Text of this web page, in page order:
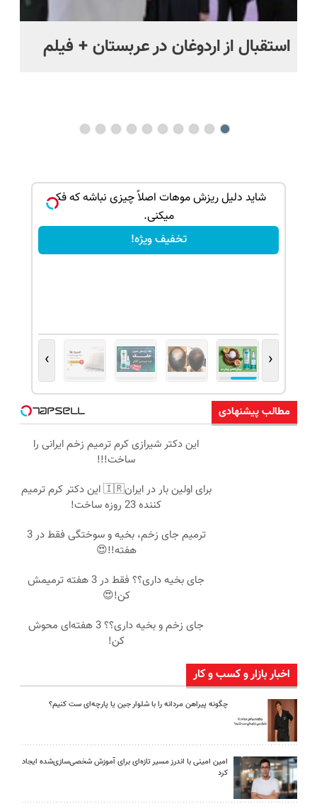
استقبال از اردوغان در عربستان + فیلم
شاید دلیل ریزش موهات اصلاً چیزی نباشه که فکر
میکنی.
تخفیف ویژه!
‹
›
مطالب پیشنهادی
این دکتر شیرازی کرم ترمیم زخم ایرانی را
ساخت!!!
برای اولین بار در ایران🇮🇷 این دکتر کرم ترمیم
کننده 23 روزه ساخت!
ترمیم جای زخم، بخیه و سوختگی فقط در 3
هفته!!😍
جای بخیه داری؟؟ فقط در 3 هفته ترمیمش
کن!😍
جای زخم و بخیه داری؟؟ 3 هفته‌ای محوش
کن!
اخبار بازار و کسب و کار
چگونه پیراهن مردانه را با شلوار جین یا پارچه‌ای ست کنیم؟
امین امینی با اندرز مسیر تازه‌ای برای آموزش شخصی‌سازی‌شده ایجاد
کرد